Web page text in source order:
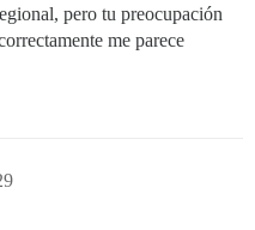
pero tu preocupación
me parece